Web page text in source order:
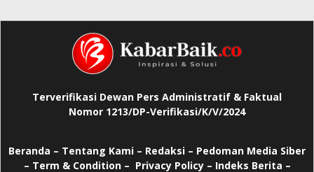
Terverifikasi Dewan Pers Administratif & Faktual
Nomor 1213/DP-Verifikasi/K/V/2024
Beranda – Tentang Kami – Redaksi – Pedoman Media Siber
– Term & Condition – Privacy Policy– Indeks Berita –